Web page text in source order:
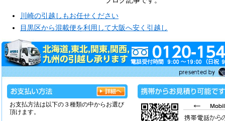
川崎の引越しもお任せください
目黒区から混載便を利用して大阪へ安く引越し
お支払方法は以下の３種類の中からお選び
頂けます。